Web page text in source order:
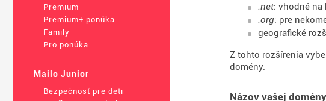
Premium
Premium+ ponúka
Family
Pro ponúka
Mailo Junior
Bezpečnosť pre deti
.net: vhodné
.org: pre
geografické
Z tohto rozšírenia
domény.
Názov vašej